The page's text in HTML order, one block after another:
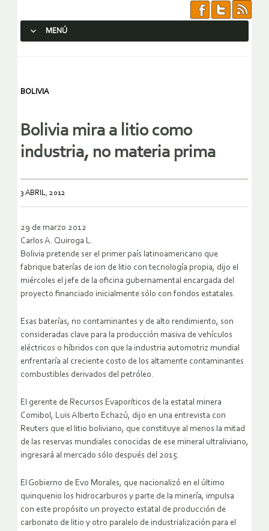
MENÚ
BOLIVIA
Bolivia mira a litio como
industria, no materia prima
3 ABRIL, 2012
29 de marzo 2012
Carlos A. Quiroga L.
Bolivia pretende ser el primer país latinoamericano que
fabrique baterías de ion de litio con tecnología propia, dijo el
miércoles el jefe de la oficina gubernamental encargada del
proyecto financiado inicialmente sólo con fondos estatales.
Esas baterías, no contaminantes y de alto rendimiento, son
consideradas clave para la producción masiva de vehículos
eléctricos o híbridos con que la industria automotriz mundial
enfrentaría al creciente costo de los altamente contaminantes
combustibles derivados del petróleo.
El gerente de Recursos Evaporíticos de la estatal minera
Comibol, Luis Alberto Echazú, dijo en una entrevista con
Reuters que el litio boliviano, que constituye al menos la mitad
de las reservas mundiales conocidas de ese mineral ultraliviano,
ingresará al mercado sólo después del 2015.
El Gobierno de Evo Morales, que nacionalizó en el último
quinquenio los hidrocarburos y parte de la minería, impulsa
con este propósito un proyecto estatal de producción de
carbonato de litio y otro paralelo de industrialización para el